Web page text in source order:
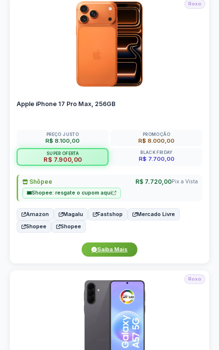
Roxo
Apple iPhone 17 Pro Max, 256GB
PREÇO JUSTO
R$ 8.100,00
PROMOÇÃO
R$ 8.000,00
SUPER OFERTA
R$ 7.900,00
BLACK FRIDAY
R$ 7.700,00
Shôpee R$ 7.720,00Pix a Vista
Shopee: resgate o cupom aqui
Amazon Magalu Fastshop
Mercado Livre
Shopee
Shopee
Saiba Mais
Roxo